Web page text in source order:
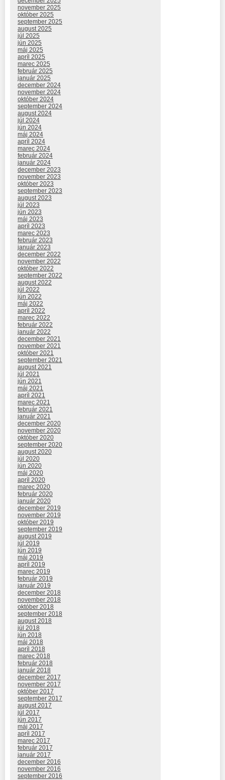
november 2025
október 2025
september 2025
august 2025
júl 2025
jún 2025
máj 2025
apríl 2025
marec 2025
február 2025
január 2025
december 2024
november 2024
október 2024
september 2024
august 2024
júl 2024
jún 2024
máj 2024
apríl 2024
marec 2024
február 2024
január 2024
december 2023
november 2023
október 2023
september 2023
august 2023
júl 2023
jún 2023
máj 2023
apríl 2023
marec 2023
február 2023
január 2023
december 2022
november 2022
október 2022
september 2022
august 2022
júl 2022
jún 2022
máj 2022
apríl 2022
marec 2022
február 2022
január 2022
december 2021
november 2021
október 2021
september 2021
august 2021
júl 2021
jún 2021
máj 2021
apríl 2021
marec 2021
február 2021
január 2021
december 2020
november 2020
október 2020
september 2020
august 2020
júl 2020
jún 2020
máj 2020
apríl 2020
marec 2020
február 2020
január 2020
december 2019
november 2019
október 2019
september 2019
august 2019
júl 2019
jún 2019
máj 2019
apríl 2019
marec 2019
február 2019
január 2019
december 2018
november 2018
október 2018
september 2018
august 2018
júl 2018
jún 2018
máj 2018
apríl 2018
marec 2018
február 2018
január 2018
december 2017
november 2017
október 2017
september 2017
august 2017
júl 2017
jún 2017
máj 2017
apríl 2017
marec 2017
február 2017
január 2017
december 2016
november 2016
september 2016